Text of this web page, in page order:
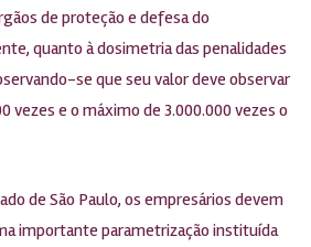
de proteção e defesa do
quanto à dosimetria das penalidades
se que seu valor deve observar
vezes e o máximo de 3.000.000 vezes o
de São Paulo, os empresários devem
importante parametrização instituída